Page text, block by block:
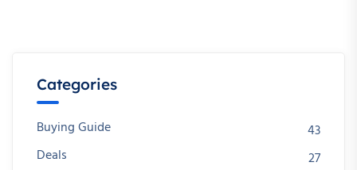
Categories
Buying Guide
43
Deals
27